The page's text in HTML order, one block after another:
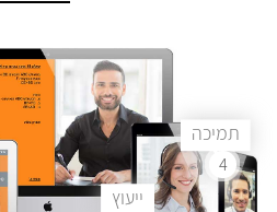
ייעוץ
תמיכה
4